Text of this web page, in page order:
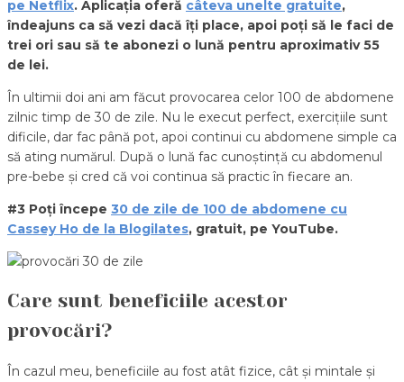
pe Netflix. Aplicația oferă câteva unelte gratuite,
îndeajuns ca să vezi dacă îți place, apoi poți să le faci de
trei ori sau să te abonezi o lună pentru aproximativ 55
de lei.
În ultimii doi ani am făcut provocarea celor 100 de abdomene
zilnic timp de 30 de zile. Nu le execut perfect, exercițiile sunt
dificile, dar fac până pot, apoi continui cu abdomene simple ca
să ating numărul. După o lună fac cunoștință cu abdomenul
pre-bebe și cred că voi continua să practic în fiecare an.
#3 Poți începe 30 de zile de 100 de abdomene cu
Cassey Ho de la Blogilates, gratuit, pe YouTube.
Care sunt beneficiile acestor
provocări?
În cazul meu, beneficiile au fost atât fizice, cât și mintale și